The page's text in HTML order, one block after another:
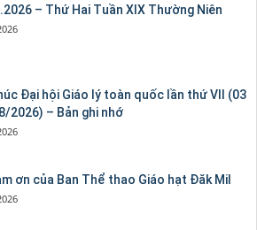
– Thứ Hai Tuần XIX Thường Niên
Đại hội Giáo lý toàn quốc lần thứ VII (03
2026) – Bản ghi nhớ
ơn của Ban Thể thao Giáo hạt Đăk Mil